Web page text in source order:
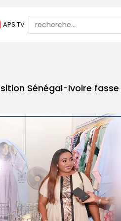
APS TV
Search
for:
Sénégal-Ivoire fasse